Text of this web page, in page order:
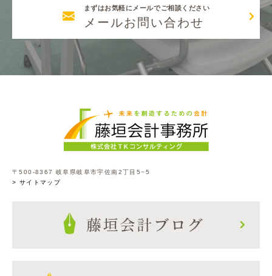
まずはお気軽にメールでご相談ください
メールお問い合わせ
〒500-8367 岐阜県岐阜市宇佐南2丁目5−5
> サイトマップ